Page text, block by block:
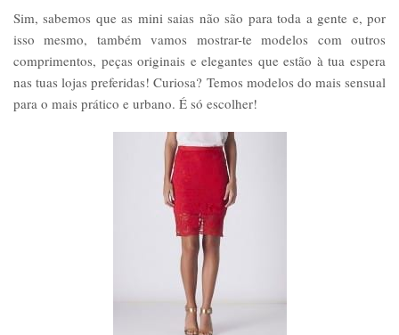
Sim, sabemos que as mini saias não são para toda a gente e, por
isso mesmo, também vamos mostrar-te modelos com outros
comprimentos, peças originais e elegantes que estão à tua espera
nas tuas lojas preferidas! Curiosa? Temos modelos do mais sensual
para o mais prático e urbano. É só escolher!